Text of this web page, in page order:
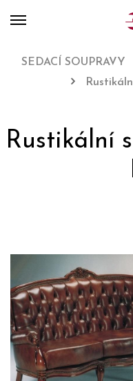
SEDACÍ SOUPRAVY
Rustikální